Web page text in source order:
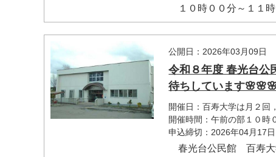
１０時００分～１１時
公開日：2026年03月09日
令和８年度 春光台公
待ちしています
開催日：百寿大学は月２回
開催時間：午前の部１０
申込締切：2026年04月17日
春光台公民館 百寿大